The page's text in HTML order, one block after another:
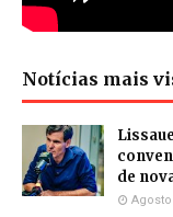
Notícias mais
de
Agosto